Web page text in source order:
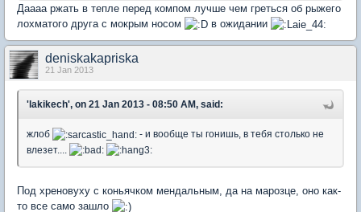
Даааа ржать в тепле перед компом лучше чем греться об рыжего
лохматого друга с мокрым носом
в ожидании
deniskakapriska
21 Jan 2013
'lakikech', on 21 Jan 2013 - 08:50 AM, said:
жлоб
- и вообще ты гонишь, в тебя столько не
влезет....
Под хреновуху с коньячком мендальным, да на марозце, оно как-
то все само зашло